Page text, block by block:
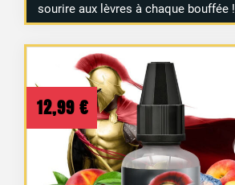
sourire aux lèvres à chaque bouffée !
12,99 €